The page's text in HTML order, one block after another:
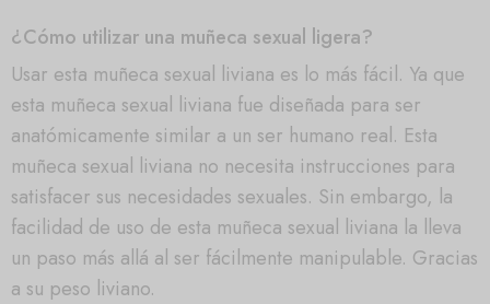
¿Cómo utilizar una muñeca sexual ligera?
Usar esta muñeca sexual liviana es lo más fácil. Ya que
esta muñeca sexual liviana fue diseñada para ser
anatómicamente similar a un ser humano real. Esta
muñeca sexual liviana no necesita instrucciones para
satisfacer sus necesidades sexuales. Sin embargo, la
facilidad de uso de esta muñeca sexual liviana la lleva
un paso más allá al ser fácilmente manipulable. Gracias
a su peso liviano.